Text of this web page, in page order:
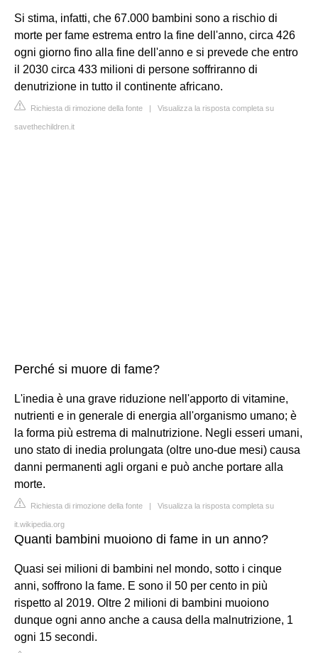
Si stima, infatti, che 67.000 bambini sono a rischio di
morte per fame estrema entro la fine dell'anno, circa 426
ogni giorno fino alla fine dell'anno e si prevede che entro
il 2030 circa 433 milioni di persone soffriranno di
denutrizione in tutto il continente africano.
Richiesta di rimozione della fonte | Visualizza la risposta completa su
savethechildren.it
Perché si muore di fame?
L'inedia è una grave riduzione nell'apporto di vitamine,
nutrienti e in generale di energia all'organismo umano; è
la forma più estrema di malnutrizione. Negli esseri umani,
uno stato di inedia prolungata (oltre uno-due mesi) causa
danni permanenti agli organi e può anche portare alla
morte.
Richiesta di rimozione della fonte | Visualizza la risposta completa su
it.wikipedia.org
Quanti bambini muoiono di fame in un anno?
Quasi sei milioni di bambini nel mondo, sotto i cinque
anni, soffrono la fame. E sono il 50 per cento in più
rispetto al 2019. Oltre 2 milioni di bambini muoiono
dunque ogni anno anche a causa della malnutrizione, 1
ogni 15 secondi.